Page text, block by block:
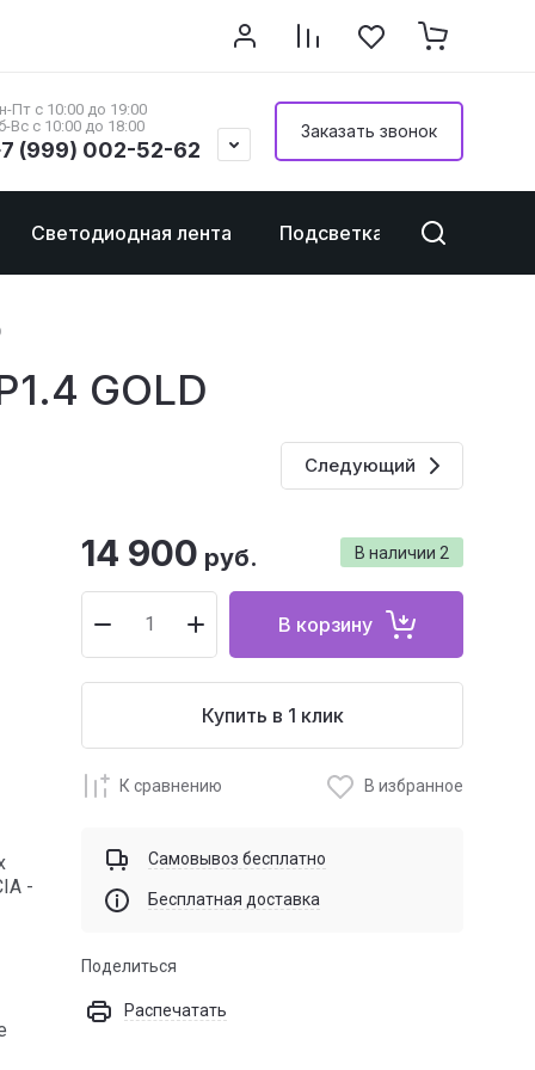
Пт с 10:00 до 19:00
Вс с 10:00 до 18:00
(999) 002-52-62
Заказать звонок
Светодиодная лента Подсветка для картин
GOLD
Следующий
-
В наличии 2
14 900 руб.
В корзину
Купить в 1 клик
К сравнению В избранное
Самовывоз бесплатно
Бесплатная доставка
Поделиться
Распечатать